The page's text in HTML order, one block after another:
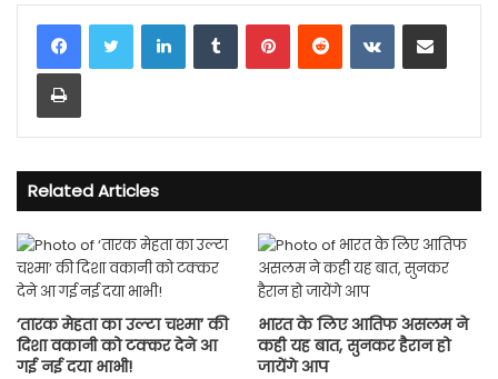
LinkedInTumblrPinterestReddit VKontakteShare via Email
Print
Related Articles
‘तारक मेहता का उल्टा चश्मा’ की
दिशा वकानी को टक्कर देने आ
गई नई दया भाभी!
भारत के लिए आतिफ असलम ने
कही यह बात, सुनकर हैरान हो
जायेंगे आप